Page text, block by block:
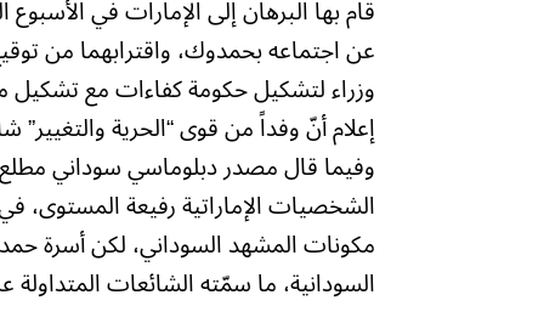
عن اجتماعه بحمدوك، واقترابهما من
وزراء لتشكيل حكومة كفاءات مع تشكيل
إعلام أنّ وفداً من قوى “الحرية
وفيما قال مصدر دبلوماسي سوداني مطلع
الشخصيات الإماراتية رفيعة
مكونات المشهد السوداني، لكن أسرة
السودانية، ما سمّته الشائعات